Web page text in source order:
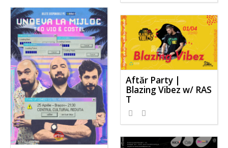
Aftăr Party |
Blazing Vibez w/ RAS
T